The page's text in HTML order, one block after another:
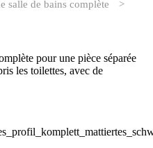
salle de bains complète
>
pour une pièce séparée
les toilettes, avec de